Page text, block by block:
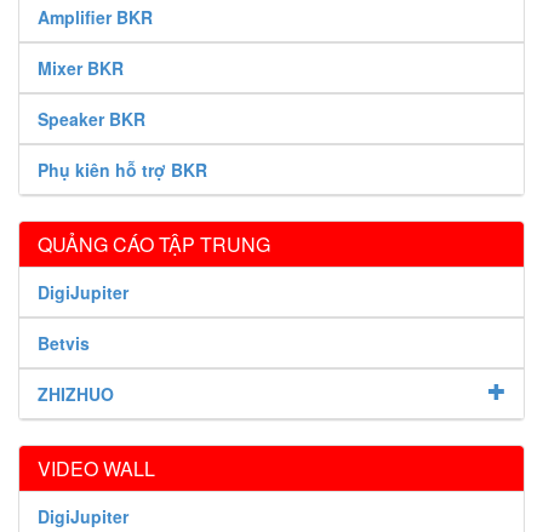
Amplifier BKR
Mixer BKR
Speaker BKR
Phụ kiên hỗ trợ BKR
QUẢNG CÁO TẬP TRUNG
DigiJupiter
Betvis
ZHIZHUO
VIDEO WALL
DigiJupiter